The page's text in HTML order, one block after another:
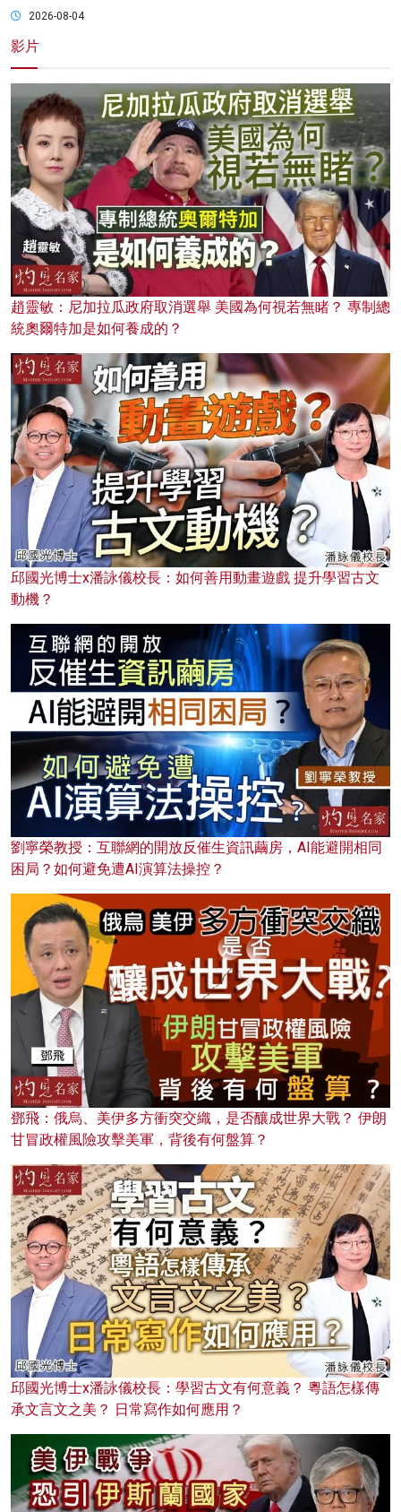
2026-08-04
影片
趙靈敏：尼加拉瓜政府取消選舉 美國為何視若無睹？ 專制總
統奧爾特加是如何養成的？
邱國光博士x潘詠儀校長：如何善用動畫遊戲 提升學習古文
動機？
劉寧榮教授：互聯網的開放反催生資訊繭房，AI能避開相同
困局？如何避免遭AI演算法操控？
鄧飛：俄烏、美伊多方衝突交織，是否釀成世界大戰？ 伊朗
甘冒政權風險攻擊美軍，背後有何盤算？
邱國光博士x潘詠儀校長：學習古文有何意義？ 粵語怎樣傳
承文言文之美？ 日常寫作如何應用？